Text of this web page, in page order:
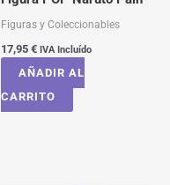
Figuras y Coleccionables
17,95 € IVA Incluído
AÑADIR AL
CARRITO